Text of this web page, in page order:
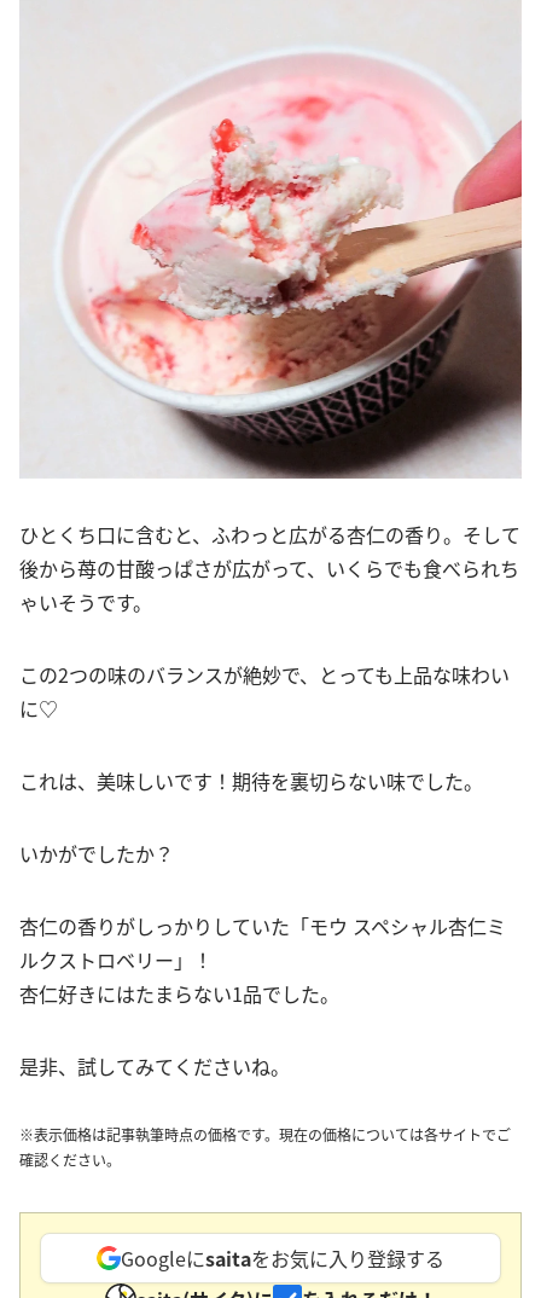
ひとくち口に含むと、ふわっと広がる杏仁の香り。そして
後から苺の甘酸っぱさが広がって、いくらでも食べられち
ゃいそうです。
この2つの味のバランスが絶妙で、とっても上品な味わい
に♡
これは、美味しいです！期待を裏切らない味でした。
いかがでしたか？
杏仁の香りがしっかりしていた「モウ スペシャル杏仁ミ
ルクストロベリー」！
杏仁好きにはたまらない1品でした。
是非、試してみてくださいね。
※表示価格は記事執筆時点の価格です。現在の価格については各サイトでご
確認ください。
Googleにsaitaをお気に入り登録する